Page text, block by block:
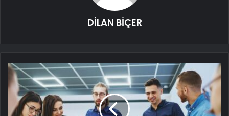
DİLAN BİÇER